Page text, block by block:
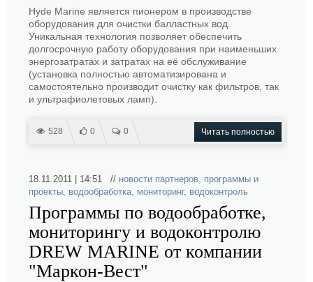
Hyde Marine является пионером в производстве
оборудования для очистки балластных вод.
Уникальная технология позволяет обеспечить
долгосрочную работу оборудования при наименьших
энергозатратах и затратах на её обслуживание
(установка полностью автоматизирована и
самостоятельно производит очистку как фильтров, так
и ультрафиолетовых ламп).
528 0 0 Читать полностью
18.11.2011 | 14:51 // новости партнеров, программы и
проекты, водообработка, мониторинг, водоконтроль
Программы по водообработке,
мониторингу и водоконтролю
DREW MARINE от компании
"Маркон-Вест"